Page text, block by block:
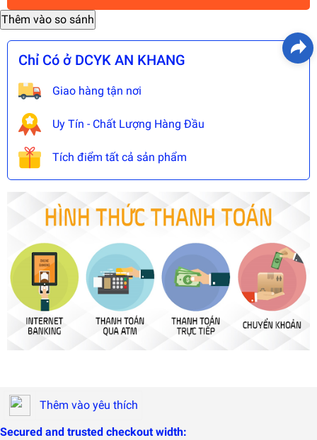
Chỉ Có ở DCYK AN KHANG
Giao hàng tận nơi
Uy Tín - Chất Lượng Hàng Đầu
Tích điểm tất cả sản phẩm
Thêm vào yêu thích
Secured and trusted checkout width: